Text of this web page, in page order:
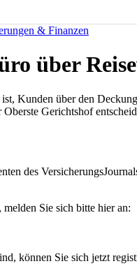
& Finanzen
über
Kunden über den
Oberste Gerichtshof
des
Sie sich bitte hier an:
können Sie sich jetzt